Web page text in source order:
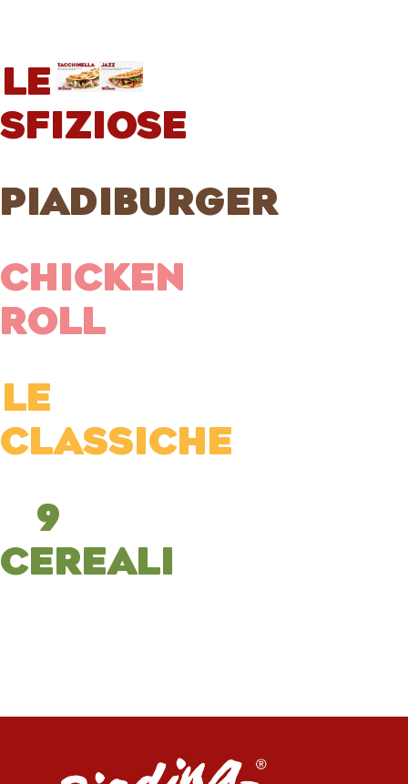
LE
SFIZIOSE
PIADIBURGER
CHICKEN
ROLL
LE
CLASSICHE
9
CEREALI